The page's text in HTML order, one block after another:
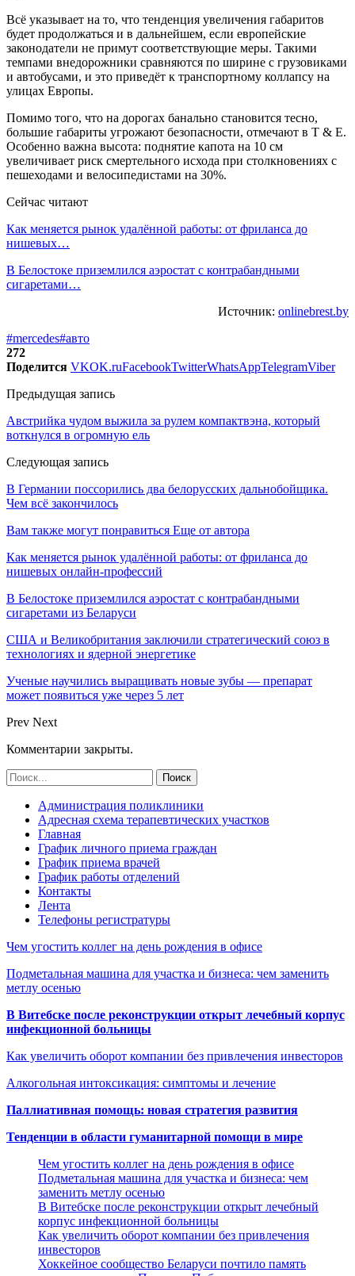
Всё указывает на то, что тенденция увеличения габаритов
будет продолжаться и в дальнейшем, если европейские
законодатели не примут соответствующие меры. Такими
темпами внедорожники сравняются по ширине с грузовиками
и автобусами, и это приведёт к транспортному коллапсу на
улицах Европы.
Помимо того, что на дорогах банально становится тесно,
большие габариты угрожают безопасности, отмечают в T & E.
Особенно важна высота: поднятие капота на 10 см
увеличивает риск смертельного исхода при столкновениях с
пешеходами и велосипедистами на 30%.
Сейчас читают
Как меняется рынок удалённой работы: от фриланса до
нишевых…
В Белостоке приземлился аэростат с контрабандными
сигаретами…
Источник: onlinebrest.by
#mercedes#авто
272
Поделится VKOK.ruFacebookTwitterWhatsAppTelegramViber
Предыдущая запись
Австрийка чудом выжила за рулем компактвэна, который
воткнулся в огромную ель
Следующая запись
В Германии поссорились два белорусских дальнобойщика.
Чем всё закончилось
Вам также могут понравиться Еще от автора
Как меняется рынок удалённой работы: от фриланса до
нишевых онлайн-профессий
В Белостоке приземлился аэростат с контрабандными
сигаретами из Беларуси
США и Великобритания заключили стратегический союз в
технологиях и ядерной энергетике
Ученые научились выращивать новые зубы — препарат
может появиться уже через 5 лет
Prev Next
Комментарии закрыты.
Администрация поликлиники
Адресная схема терапевтических участков
Главная
График личного приема граждан
График приема врачей
График работы отделений
Контакты
Лента
Телефоны регистратуры
Чем угостить коллег на день рождения в офисе
Подметальная машина для участка и бизнеса: чем заменить
метлу осенью
В Витебске после реконструкции открыт лечебный корпус
инфекционной больницы
Как увеличить оборот компании без привлечения инвесторов
Алкогольная интоксикация: симптомы и лечение
Паллиативная помощь: новая стратегия развития
Тенденции в области гуманитарной помощи в мире
Чем угостить коллег на день рождения в офисе
Подметальная машина для участка и бизнеса: чем
заменить метлу осенью
В Витебске после реконструкции открыт лечебный
корпус инфекционной больницы
Как увеличить оборот компании без привлечения
инвесторов
Хоккейное сообщество Беларуси почтило память